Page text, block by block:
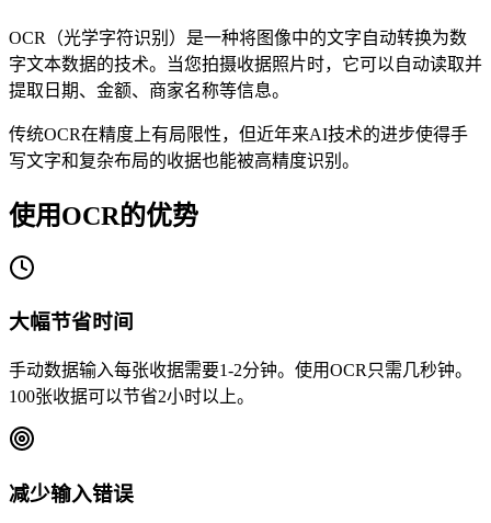
OCR（光学字符识别）是一种将图像中的文字自动转换为数
字文本数据的技术。当您拍摄收据照片时，它可以自动读取并
提取日期、金额、商家名称等信息。
传统OCR在精度上有局限性，但近年来AI技术的进步使得手
写文字和复杂布局的收据也能被高精度识别。
使用OCR的优势
大幅节省时间
手动数据输入每张收据需要1-2分钟。使用OCR只需几秒钟。
100张收据可以节省2小时以上。
减少输入错误